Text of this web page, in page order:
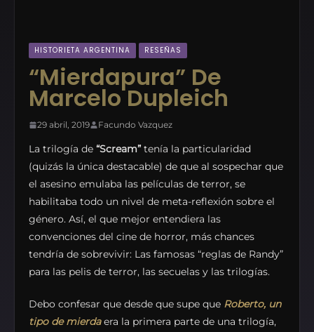
HISTORIETA ARGENTINA RESEÑAS
“Mierdapura” De
Marcelo Dupleich
29 abril, 2019 Facundo Vazquez
La trilogía de “Scream” tenía la particularidad
(quizás la única destacable) de que al sospechar que
el asesino emulaba las películas de terror, se
habilitaba todo un nivel de meta-reflexión sobre el
género. Así, el que mejor entendiera las
convenciones del cine de horror, más chances
tendría de sobrevivir: Las famosas “reglas de Randy”
para las pelis de terror, las secuelas y las trilogías.
Debo confesar que desde que supe que Roberto, un
tipo de mierdaera la primera parte de una trilogía,